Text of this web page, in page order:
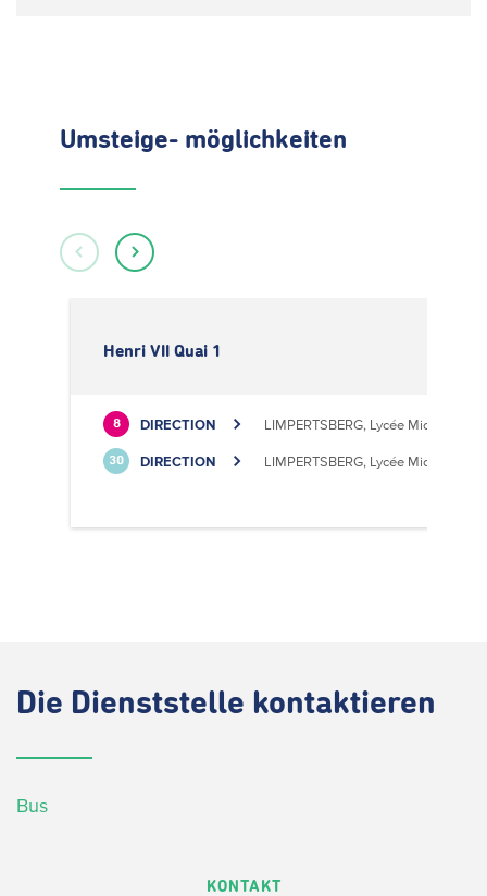
Umsteige- möglichkeiten
Henri VII Quai 1
8 DIRECTION LIMPERTSBERG, Lycée Michel
30 DIRECTION LIMPERTSBERG, Lycée Michel
Die Dienststelle kontaktieren
Bus
KONTAKT